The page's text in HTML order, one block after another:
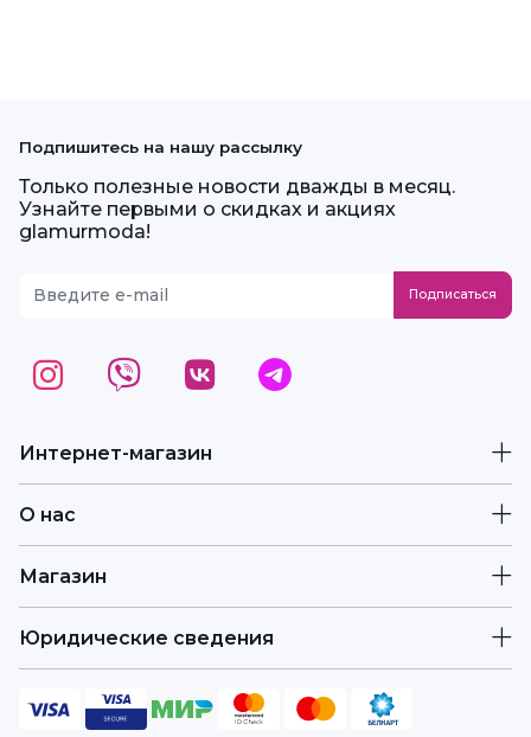
Интернет-магазин
О нас
Магазин
Юридические сведения
Подпишитесь на нашу рассылку
Только полезные новости дважды в месяц.
Узнайте первыми о скидках и акциях
glamurmoda!